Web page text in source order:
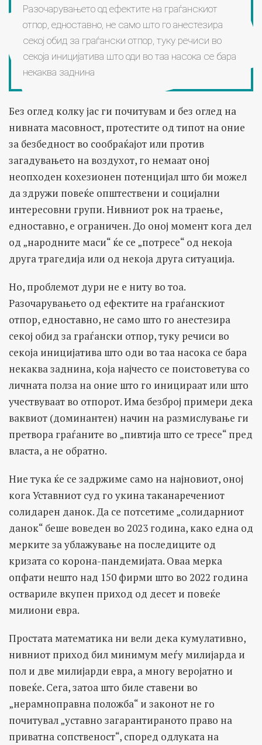
Разочарувањето од ефектите на граѓанскиот
отпор, едноставно, не само што го анестезира
секој обид за граѓански отпор, туку речиси во
секоја иницијатива што оди во таа насока се бара
некаква заднина
Без оглед колку јас ги почитувам и без оглед на
нивната масовност, протестите од типот на оние
за безбедност во сообраќајот или против
загадувањето на воздухот, го немаат оној
неопходен кохезионен потенцијал што би можел
да здружи повеќе општествени и социјални
интересовни групи. Нивниот рок на траење,
едноставно, е ограничен. До оној момент кога дел
од „народните маси“ ќе се „потресе“ од некоја
друга трагедија или од некоја друга ситуација.
Но, проблемот дури не е ниту во тоа.
Разочарувањето од ефектите на граѓанскиот
отпор, едноставно, не само што го анестезира
секој обид за граѓански отпор, туку речиси во
секоја иницијатива што оди во таа насока се бара
некаква заднина, која најчесто се поистоветува со
личната полза на оние што го иницираат или што
учествуваат во отпорот. Има безброј примери дека
ваквиот (доминантен) начин на размислување ги
претвора граѓаните во „пивтија што се тресе“ пред
власта, а не обратно.
Ние тука ќе се задржиме само на најновиот, оној
кога Уставниот суд го укина таканаречениот
солидарен данок. Да се потсетиме „солидарниот
данок“ беше воведен во 2023 година, како една од
мерките за ублажување на последиците од
кризата со корона-пандемијата. Оваа мерка
опфати нешто над 150 фирми што во 2022 година
оствариле вкупен приход од десет и повеќе
милиони евра.
Простата математика ни вели дека кумулативно,
нивниот приход бил минимум меѓу милијарда и
пол и две милијарди евра, а многу веројатно и
повеќе. Сега, затоа што биле ставени во
„нерамноправна положба“ и законот не го
почитувал „уставно загарантираното право на
приватна сопственост“, според одлуката на